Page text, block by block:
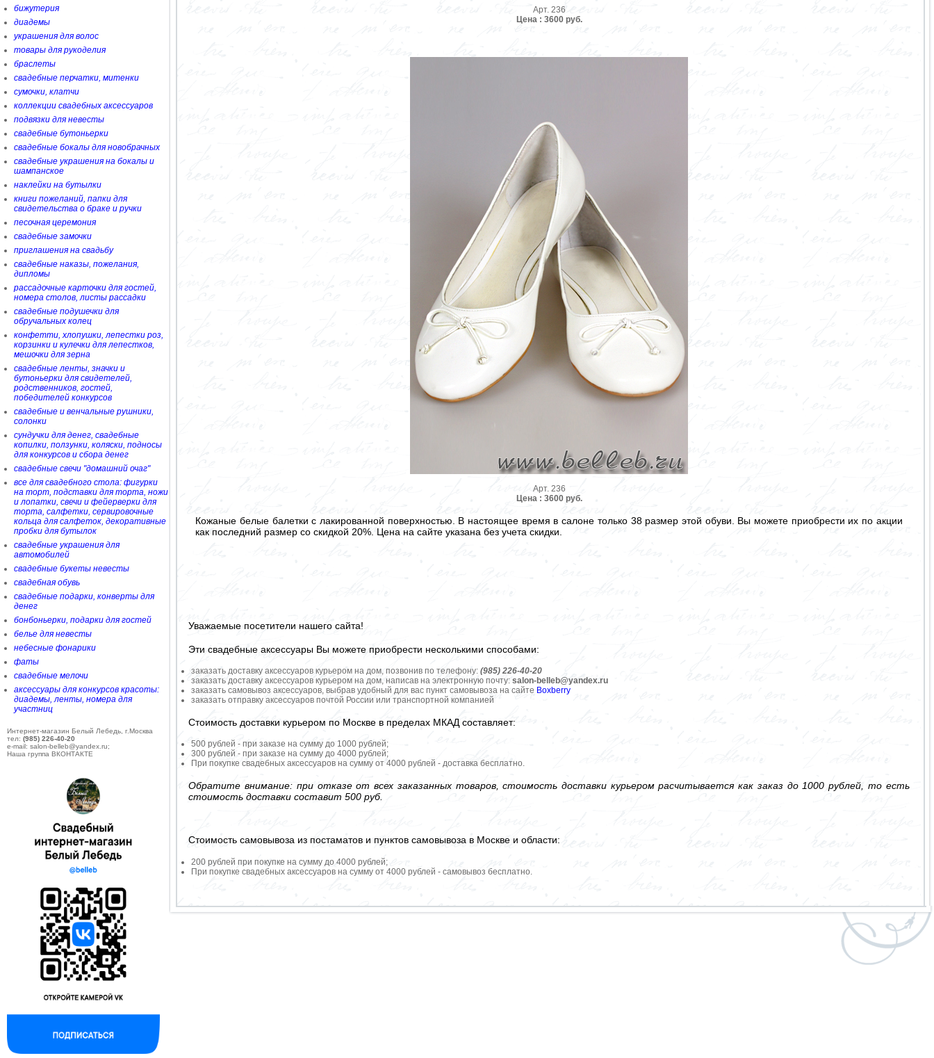
бижутерия
диадемы
украшения для волос
товары для рукоделия
браслеты
свадебные перчатки, митенки
сумочки, клатчи
коллекции свадебных аксессуаров
подвязки для невесты
свадебные бутоньерки
свадебные бокалы для новобрачных
свадебные украшения на бокалы и
шампанское
наклейки на бутылки
книги пожеланий, папки для
свидетельства о браке и ручки
песочная церемония
свадебные замочки
приглашения на свадьбу
свадебные наказы, пожелания,
дипломы
рассадочные карточки для гостей,
номера столов, листы рассадки
свадебные подушечки для
обручальных колец
конфетти, хлопушки, лепестки роз,
корзинки и кулечки для лепестков,
мешочки для зерна
свадебные ленты, значки и
бутоньерки для свидетелей,
родственников, гостей,
победителей конкурсов
свадебные и венчальные рушники,
солонки
сундучки для денег, свадебные
копилки, ползунки, коляски, подносы
для конкурсов и сбора денег
свадебные свечи "домашний очаг"
все для свадебного стола: фигурки
на торт, подставки для торта, ножи
и лопатки, свечи и фейерверки для
торта, салфетки, сервировочные
кольца для салфеток, декоративные
пробки для бутылок
свадебные украшения для
автомобилей
свадебные букеты невесты
свадебная обувь
свадебные подарки, конверты для
денег
бонбоньерки, подарки для гостей
белье для невесты
небесные фонарики
фаты
свадебные мелочи
аксессуары для конкурсов красоты:
диадемы, ленты, номера для
участниц
Интернет-магазин Белый Лебедь, г.Москва
тел: (985) 226-40-20
e-mail: salon-belleb@yandex.ru;
Наша группа ВКОНТАКТЕ
Арт. 236
Цена : 3600 руб.
Арт. 236
Цена : 3600 руб.
Кожаные белые балетки с лакированной поверхностью. В настоящее время в салоне только 38 размер этой обуви. Вы можете приобрести их по акции
как последний размер со скидкой 20%. Цена на сайте указана без учета скидки.
Уважаемые посетители нашего сайта!
Эти свадебные аксессуары Вы можете приобрести несколькими способами:
заказать доставку аксессуаров курьером на дом, позвонив по телефону: (985) 226-40-20
заказать доставку аксессуаров курьером на дом, написав на электронную почту: salon-belleb@yandex.ru
заказать самовывоз аксессуаров, выбрав удобный для вас пункт самовывоза на сайте Boxberry
заказать отправку аксессуаров почтой России или транспортной компанией
Стоимость доставки курьером по Москве в пределах МКАД составляет:
500 рублей - при заказе на сумму до 1000 рублей;
300 рублей - при заказе на сумму до 4000 рублей;
При покупке свадебных аксессуаров на сумму от 4000 рублей - доставка бесплатно.
Обратите внимание: при отказе от всех заказанных товаров, стоимость доставки курьером расчитывается как заказ до 1000 рублей, то есть
стоимость доставки составит 500 руб.
Стоимость самовывоза из постаматов и пунктов самовывоза в Москве и области:
200 рублей при покупке на сумму до 4000 рублей;
При покупке свадебных аксессуаров на сумму от 4000 рублей - самовывоз бесплатно.